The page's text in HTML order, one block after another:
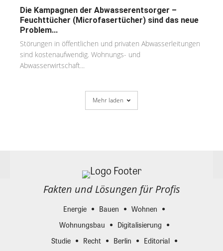
Die Kampagnen der Abwasserentsorger –
Feuchttücher (Microfasertücher) sind das neue
Problem...
Störungen in öffentlichen und privaten Abwasserleitungen
sind kostenaufwendig. Wohnungs- und
Abwasserwirtschaft...
Mehr laden
Fakten und Lösungen für Profis
Energie Bauen
Wohnen
Wohnungsbau
Digitalisierung
Studie
Recht Berlin
Editorial